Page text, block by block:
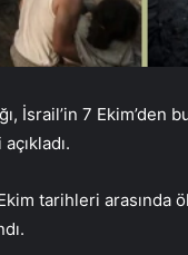
İsrail’in 7 Ekim’den
Ekim tarihleri